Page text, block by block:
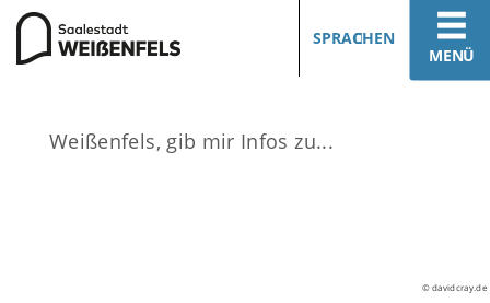
MENÜ
SPRACHEN
© davidcray.de